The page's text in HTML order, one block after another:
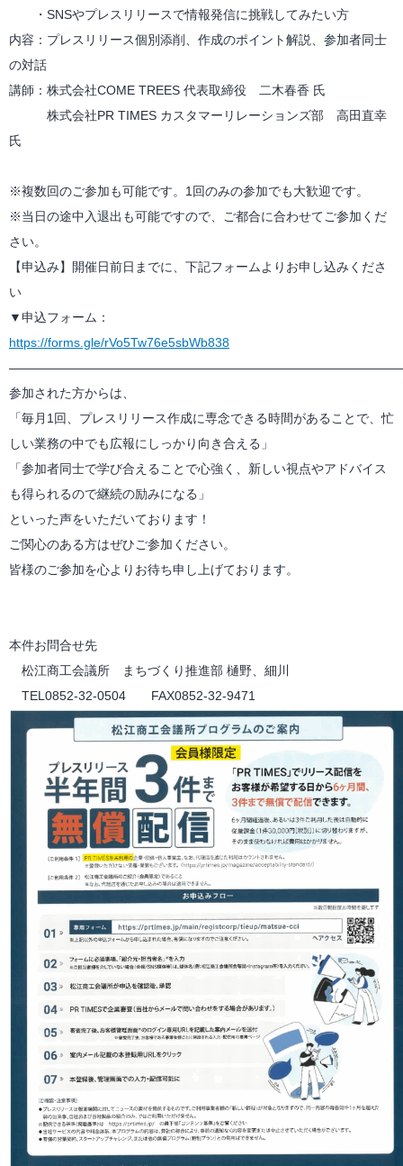
・SNSやプレスリリースで情報発信に挑戦してみたい方
内容：プレスリリース個別添削、作成のポイント解説、参加者同士
の対話
講師：株式会社COME TREES 代表取締役 二木春香 氏
株式会社PR TIMES カスタマーリレーションズ部 高田直幸
氏
※複数回のご参加も可能です。1回のみの参加でも大歓迎です。
※当日の途中入退出も可能ですので、ご都合に合わせてご参加くだ
さい。
【申込み】開催日前日までに、下記フォームよりお申し込みくださ
い
▼申込フォーム：
https://forms.gle/rVo5Tw76e5sbWb838
参加された方からは、
「毎月1回、プレスリリース作成に専念できる時間があることで、忙
しい業務の中でも広報にしっかり向き合える」
「参加者同士で学び合えることで心強く、新しい視点やアドバイス
も得られるので継続の励みになる」
といった声をいただいております！
ご関心のある方はぜひご参加ください。
皆様のご参加を心よりお待ち申し上げております。
本件お問合せ先
松江商工会議所 まちづくり推進部 樋野、細川
TEL0852-32-0504 FAX0852-32-9471